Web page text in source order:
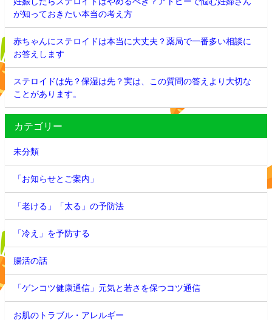
が知っておきたい本当の考え方
赤ちゃんにステロイドは本当に大丈夫？薬局で一番多い相談に
お答えします
ステロイドは先？保湿は先？実は、この質問の答えより大切な
ことがあります。
カテゴリー
未分類
「お知らせとご案内」
「老ける」「太る」の予防法
「冷え」を予防する
腸活の話
「ゲンコツ健康通信」元気と若さを保つコツ通信
お肌のトラブル・アレルギー